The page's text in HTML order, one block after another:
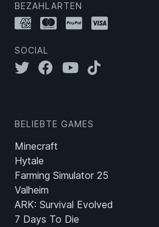
BEZAHLARTEN
SOCIAL
BELIEBTE GAMES
Minecraft
Hytale
Farming Simulator 25
Valheim
ARK: Survival Evolved
7 Days To Die